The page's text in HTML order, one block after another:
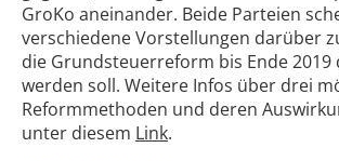
GroKo aneinander. Beide Parteien
verschiedene Vorstellungen darüber
die Grundsteuerreform bis Ende
werden soll. Weitere Infos über drei
Reformmethoden und deren
unter diesem
Link